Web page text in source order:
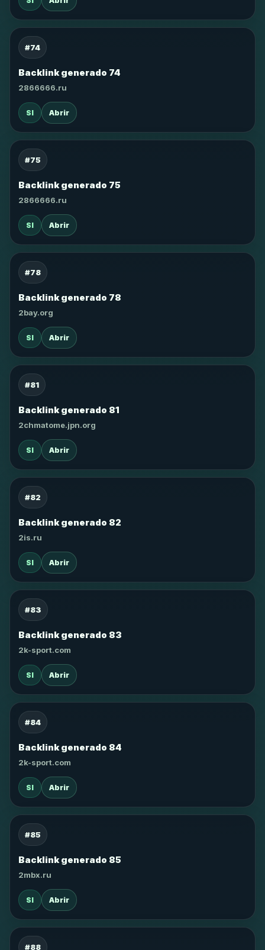
#74
Backlink generado 74
2866666.ru
SI Abrir
#75
Backlink generado 75
2866666.ru
SI Abrir
#78
Backlink generado 78
2bay.org
SI Abrir
#81
Backlink generado 81
2chmatome.jpn.org
SI Abrir
#82
Backlink generado 82
2is.ru
SI Abrir
#83
Backlink generado 83
2k-sport.com
SI Abrir
#84
Backlink generado 84
2k-sport.com
SI Abrir
#85
Backlink generado 85
2mbx.ru
SI Abrir
#88